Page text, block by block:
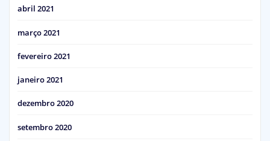
abril 2021
março 2021
fevereiro 2021
janeiro 2021
dezembro 2020
setembro 2020